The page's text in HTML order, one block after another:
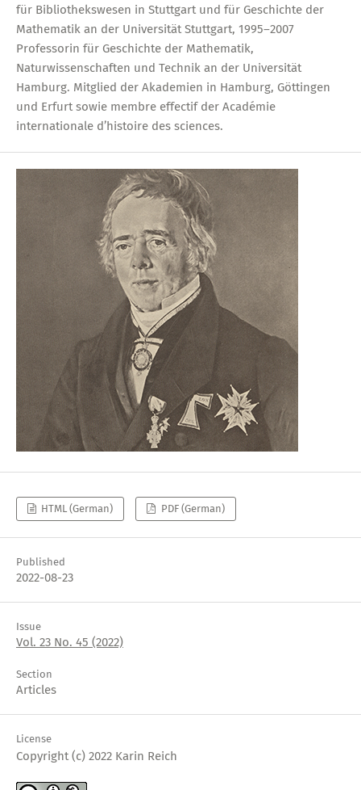
für Bibliothekswesen in Stuttgart und für Geschichte der
Mathematik an der Universität Stuttgart, 1995–2007
Professorin für Geschichte der Mathematik,
Naturwissenschaften und Technik an der Universität
Hamburg. Mitglied der Akademien in Hamburg, Göttingen
und Erfurt sowie membre effectif der Académie
internationale d’histoire des sciences.
HTML (German) PDF (German)
Published
2022-08-23
Issue
Vol. 23 No. 45 (2022)
Section
Articles
License
Copyright (c) 2022 Karin Reich